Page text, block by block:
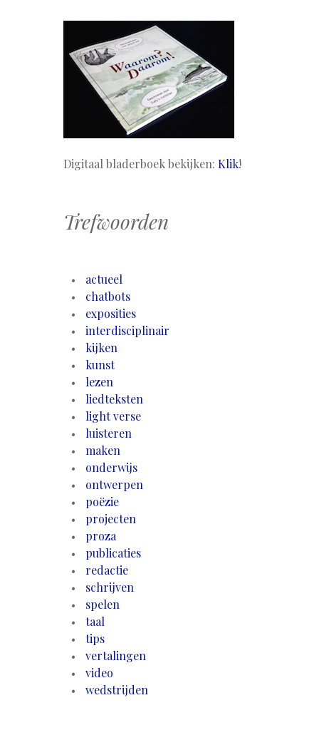
Digitaal bladerboek bekijken: Klik!
Trefwoorden
actueel
chatbots
exposities
interdisciplinair
kijken
kunst
lezen
liedteksten
light verse
luisteren
maken
onderwijs
ontwerpen
poëzie
projecten
proza
publicaties
redactie
schrijven
spelen
taal
tips
vertalingen
video
wedstrijden